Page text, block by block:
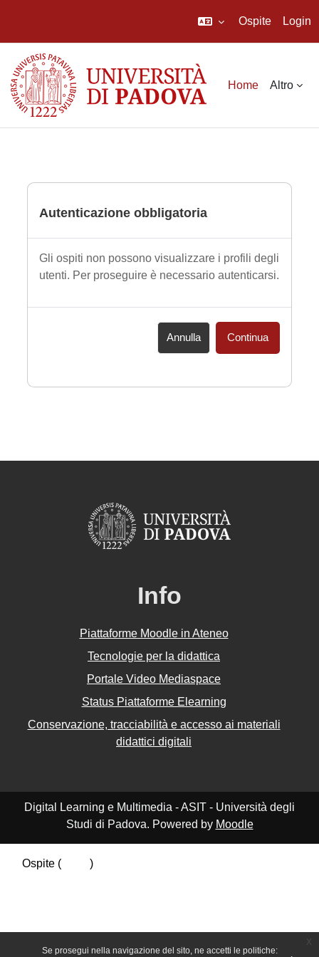
Se prosegui nella navigazione del sito, ne accetti le politiche:
Ospite Login
Home Altro
Autenticazione obbligatoria
Gli ospiti non possono visualizzare i profili degli
utenti. Per proseguire è necessario autenticarsi.
Annulla Continua
Info
Piattaforme Moodle in Ateneo
Tecnologie per la didattica
Portale Video Mediaspace
Status Piattaforme Elearning
Conservazione, tracciabilità e accesso ai materiali
didattici digitali
Digital Learning e Multimedia - ASIT - Università degli
Studi di Padova. Powered by Moodle
Ospite (
)